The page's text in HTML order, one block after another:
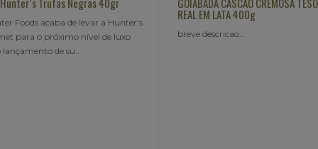
EM LATA 400g
descricao..
200Gbreve descricao..